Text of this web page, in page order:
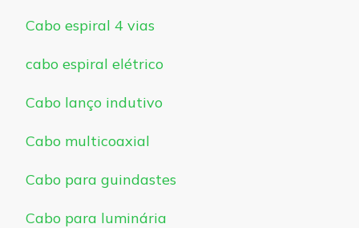
Cabo espiral 4 vias
cabo espiral elétrico
Cabo lanço indutivo
Cabo multicoaxial
Cabo para guindastes
Cabo para luminária